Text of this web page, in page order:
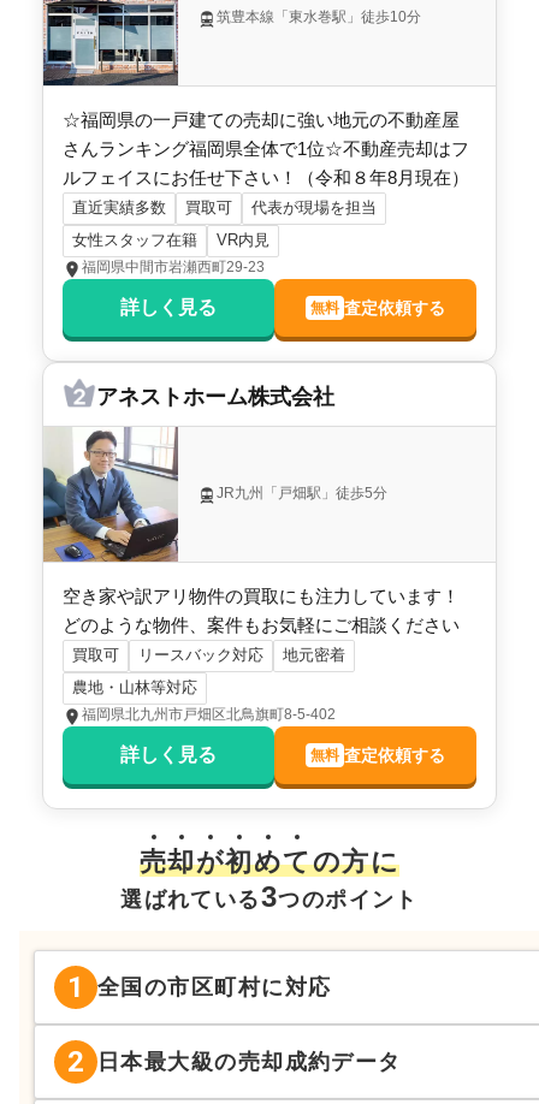
筑豊本線「東水巻駅」徒歩10分
☆福岡県の一戸建ての売却に強い地元の不動産屋
さんランキング福岡県全体で1位☆不動産売却はフ
ルフェイスにお任せ下さい！（令和８年8月現在）
直近実績多数 買取可
代表が現場を担当
女性スタッフ在籍
VR内見
福岡県中間市岩瀬西町29-23
詳しく見る 無料 査定依頼する
アネストホーム株式会社
JR九州「戸畑駅」徒歩5分
空き家や訳アリ物件の買取にも注力しています！
どのような物件、案件もお気軽にご相談ください
買取可 リースバック対応
地元密着
農地・山林等対応
福岡県北九州市戸畑区北鳥旗町8-5-402
詳しく見る 無料 査定依頼する
売却が初めての方に
選ばれている3つのポイント
1 全国の市区町村に対応
2 日本最大級の売却成約データ